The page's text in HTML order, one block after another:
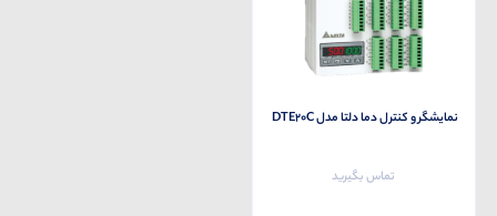
نمایشگر و کنترل دما دلتا مدل DTE20C
تماس بگیرید